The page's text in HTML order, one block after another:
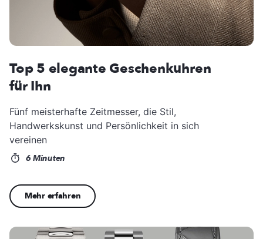
Top 5 elegante Geschenkuhren
für Ihn
Fünf meisterhafte Zeitmesser, die Stil,
Handwerkskunst und Persönlichkeit in sich
vereinen
6 Minuten
Mehr erfahren